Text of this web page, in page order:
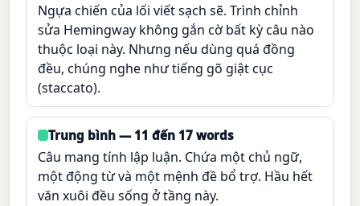
Ngựa chiến của lối viết sạch sẽ. Trình chỉnh
sửa Hemingway không gắn cờ bất kỳ câu nào
thuộc loại này. Nhưng nếu dùng quá đồng
đều, chúng nghe như tiếng gõ giật cục
(staccato).
Trung bình — 11 đến 17 words
Câu mang tính lập luận. Chứa một chủ ngữ,
một động từ và một mệnh đề bổ trợ. Hầu hết
văn xuôi đều sống ở tầng này.